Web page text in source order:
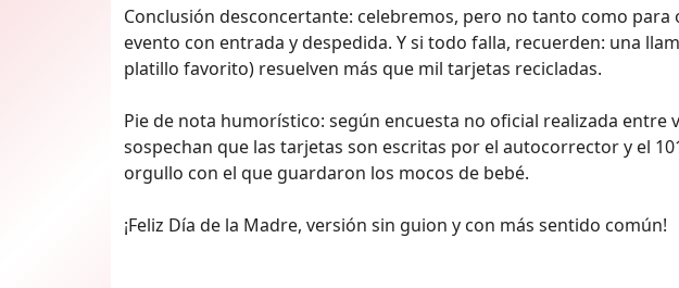
Conclusión desconcertante: celebremos, pero no tanto como
evento con entrada y despedida. Y si todo falla, recuerden: una
platillo favorito) resuelven más que mil tarjetas recicladas.
Pie de nota humorístico: según encuesta no oficial realizada entre
sospechan que las tarjetas son escritas por el autocorrector y el
orgullo con el que guardaron los mocos de bebé.
¡Feliz Día de la Madre, versión sin guion y con más sentido común!